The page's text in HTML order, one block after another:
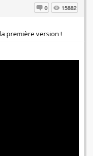
0 15882
première version !